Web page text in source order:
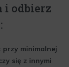
i odbierz
przy minimalnej
się z innymi